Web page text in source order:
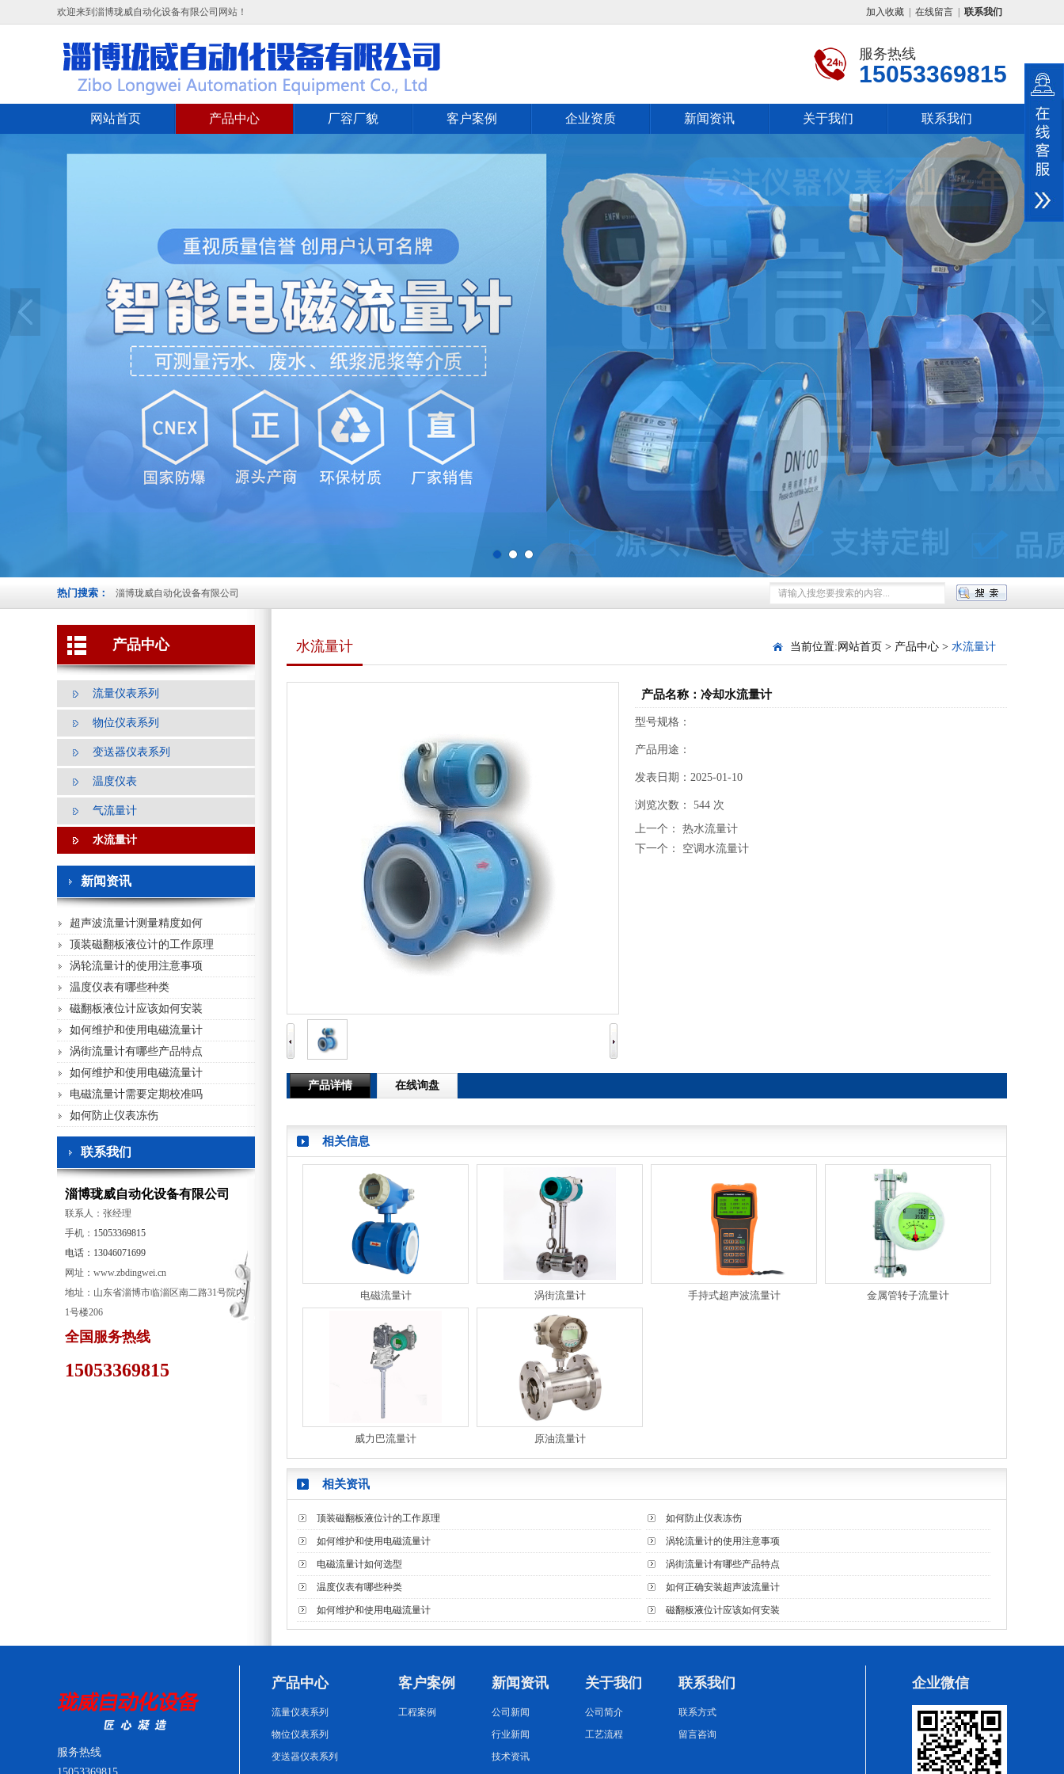
欢迎来到淄博珑威自动化设备有限公司网站！ 加入收藏 在线留言 联系我们
服务热线
15053369815
网站首页 产品中心 厂容厂貌 客户案例 企业资质 新闻资讯 关于我们 联系我们
热门搜索： 淄博珑威自动化设备有限公司
产品中心
流量仪表系列
物位仪表系列
变送器仪表系列
温度仪表
气流量计
水流量计
新闻资讯
超声波流量计测量精度如何
顶装磁翻板液位计的工作原理
涡轮流量计的使用注意事项
温度仪表有哪些种类
磁翻板液位计应该如何安装
如何维护和使用电磁流量计
涡街流量计有哪些产品特点
如何维护和使用电磁流量计
电磁流量计需要定期校准吗
如何防止仪表冻伤
联系我们
淄博珑威自动化设备有限公司
联系人：张经理
手机： 15053369815
电话：13046071699
网址：www.zbdingwei.cn
地址：山东省淄博市临淄区南二路31号院内
1号楼206
全国服务热线
15053369815
水流量计 当前位置: 网站首页 > 产品中心 > 水流量计
产品名称：冷却水流量计
型号规格：
产品用途：
发表日期：2025-01-10
浏览次数： 544 次
上一个： 热水流量计
下一个： 空调水流量计
产品详情 在线询盘
相关信息
电磁流量计 涡街流量计 手持式超声波流量计 金属管转子流量计
威力巴流量计 原油流量计
相关资讯
顶装磁翻板液位计的工作原理 如何防止仪表冻伤
如何维护和使用电磁流量计 涡轮流量计的使用注意事项
电磁流量计如何选型 涡街流量计有哪些产品特点
温度仪表有哪些种类 如何正确安装超声波流量计
如何维护和使用电磁流量计 磁翻板液位计应该如何安装
服务热线
产品中心
流量仪表系列
物位仪表系列
变送器仪表系列
客户案例
工程案例
新闻资讯
公司新闻
行业新闻
技术资讯
关于我们
公司简介
工艺流程
联系我们
联系方式
留言咨询
企业微信